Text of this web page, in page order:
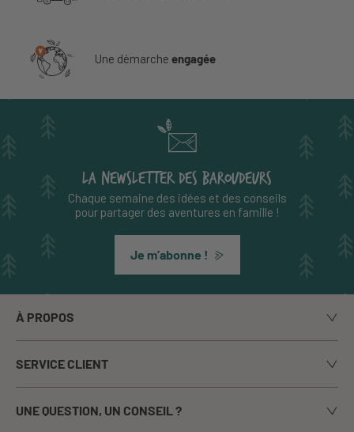
Une démarche engagée
LA NEWSLETTER DES BAROUDEURS
Chaque semaine des idées et des conseils
pour partager des aventures en famille !
Je m’abonne !
À PROPOS
Notre histoire
Le blog
Nos marques
La presse en parle
SERVICE CLIENT
Livraison
Paiement sécurisé
UNE QUESTION, UN CONSEIL ?